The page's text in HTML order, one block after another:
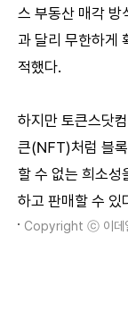
스 부동산 매각 방
과 달리 무한하게
적했다.
하지만 토큰스닷
큰(NFT)처럼 블록
할 수 없는 희소성
하고 판매할 수 있
Copyright ⓒ 이데